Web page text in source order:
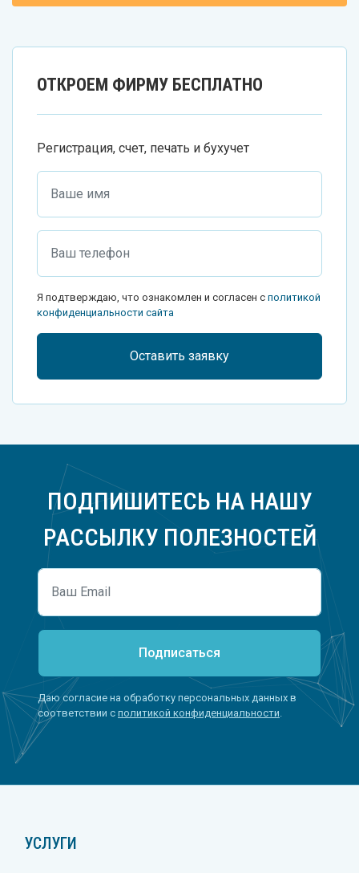
ОТКРОЕМ ФИРМУ БЕСПЛАТНО
Регистрация, счет, печать и бухучет
Я подтверждаю, что ознакомлен и согласен с политикой
конфиденциальности сайта
Оставить заявку
ПОДПИШИТЕСЬ НА НАШУ
РАССЫЛКУ ПОЛЕЗНОСТЕЙ
Подписаться
Даю согласие на обработку персональных данных в
соответствии с политикой конфиденциальности
УСЛУГИ